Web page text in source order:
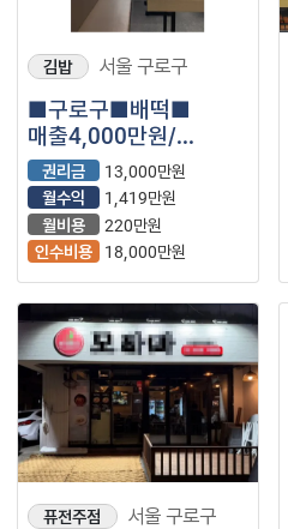
김밥 서울 구로구
■구로구■배떡■
매출4,000만원/
순수익1,419만원/
안정창업 추천
권리금
13,000만원
월수익
1,419만원
월비용
220만원
인수비용
18,000만원
퓨전주점 서울 구로구